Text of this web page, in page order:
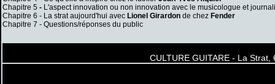
Chapitre 5 - L'aspect innovation ou non innovation avec le musicologue et
Chapitre 6 - La strat aujourd'hui avec Lionel Girardon de chez Fender
Chapitre 7 - Questions/réponses du public
CULTURE GUITARE - La